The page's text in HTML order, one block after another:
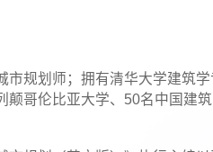
规划师；拥有清华大学建筑
哥伦比亚大学、50名中国建